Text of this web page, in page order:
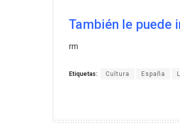
También le puede
rm
Etiquetas: Cultura España